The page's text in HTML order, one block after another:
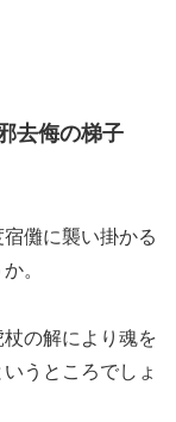
去侮の梯子
儺に襲い掛かる
。
の解により魂を
うところでしょ